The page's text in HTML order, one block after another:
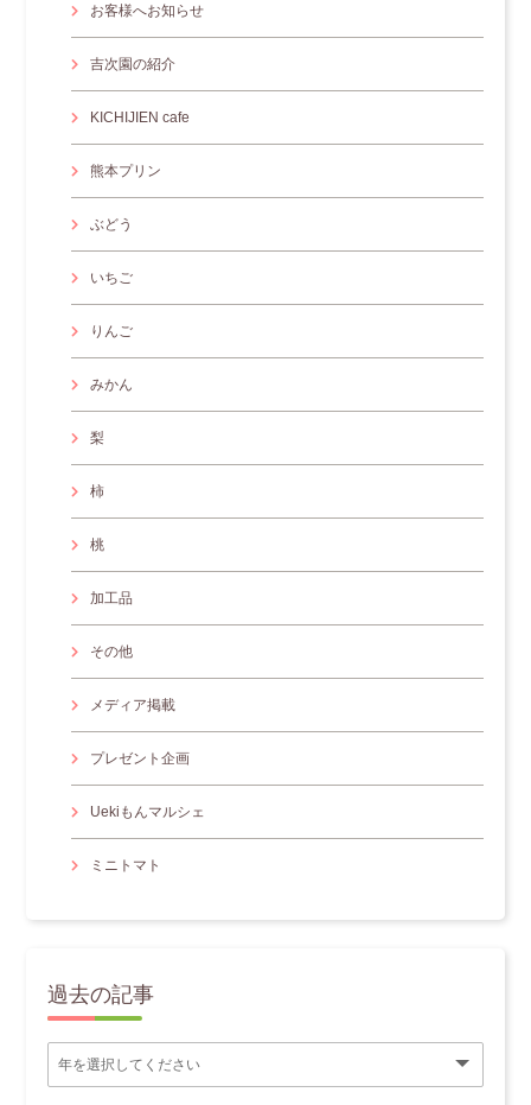
お客様へお知らせ
吉次園の紹介
KICHIJIEN cafe
熊本プリン
ぶどう
いちご
りんご
みかん
梨
柿
桃
加工品
その他
メディア掲載
プレゼント企画
Uekiもんマルシェ
ミニトマト
過去の記事